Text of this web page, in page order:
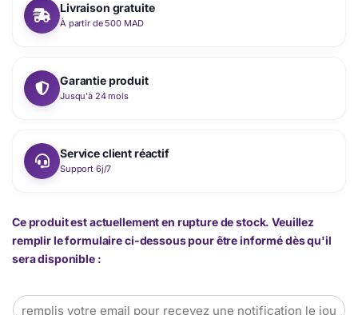
Livraison gratuite
À partir de 500 MAD
Garantie produit
Jusqu'à 24 mois
Service client réactif
Support 6j/7
Ce produit est actuellement en rupture de stock. Veuillez
remplir le formulaire ci-dessous pour être informé dès qu'il
sera disponible :
E